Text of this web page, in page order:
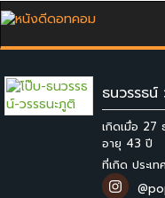
ธนวรรธน์
เกิดเมื่อ 27
ที่เกิด ประเท